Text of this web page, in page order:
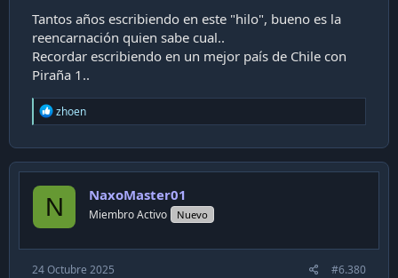
Tantos años escribiendo en este "hilo", bueno es la
reencarnación quien sabe cual..
Recordar escribiendo en un mejor país de Chile con
Piraña 1..
R
e
c
t
o
n
zhoen
N NaxoMaster01
Miembro Activo Nuevo
24 Octubre 2025 #6.380